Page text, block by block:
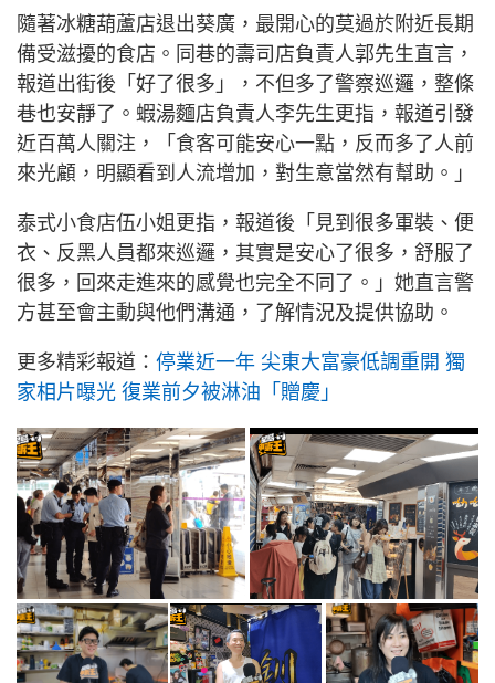
隨著冰糖葫蘆店退出葵廣，最開心的莫過於附近長期
備受滋擾的食店。同巷的壽司店負責人郭先生直言，
報道出街後「好了很多」，不但多了警察巡邏，整條
巷也安靜了。蝦湯麵店負責人李先生更指，報道引發
近百萬人關注，「食客可能安心一點，反而多了人前
來光顧，明顯看到人流增加，對生意當然有幫助。」
泰式小食店伍小姐更指，報道後「見到很多軍裝、便
衣、反黑人員都來巡邏，其實是安心了很多，舒服了
很多，回來走進來的感覺也完全不同了。」她直言警
方甚至會主動與他們溝通，了解情況及提供協助。
更多精彩報道： 停業近一年 尖東大富豪低調重開 獨
家相片曝光 復業前夕被淋油「贈慶」